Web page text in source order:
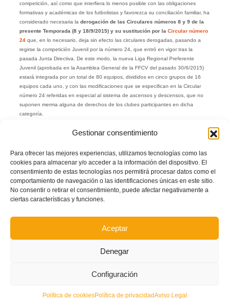
Gestionar consentimiento
Para ofrecer las mejores experiencias, utilizamos tecnologías como las
cookies para almacenar y/o acceder a la información del dispositivo. El
consentimiento de estas tecnologías nos permitirá procesar datos como el
comportamiento de navegación o las identificaciones únicas en este sitio.
No consentir o retirar el consentimiento, puede afectar negativamente a
ciertas características y funciones.
Aceptar
Denegar
Configuración
Política de cookiesPolítica de privacidadAviso Legal
competición, así como que interfiera lo menos posible con las obligaciones
formativas y académicas de los futbolistas y favorezca su conciliación familiar, ha
considerado necesaria la derogación de las Circulares números 8 y 9 de la
presente Temporada (8 y 18/9/2015) y su sustitución por la Circular número
24que, en lo necesario, deja sin efecto las circulares derogadas, pasando a
regirse la competición Juvenil por la número 24, que entró en vigor tras la
pasada Junta Directiva. De este modo, la nueva Liga Regional Preferente
Juvenil (aprobada en la Asamblea General de la FFCV del pasado 30/6/2015)
estará integrada por un total de 80 equipos, divididos en cinco grupos de 16
equipos cada uno, y con las modificaciones que se especifican en la Circular
número 24 referidas en especial al sistema de ascensos y descensos, que no
suponen merma alguna de derechos de los clubes participantes en dicha
categoría.
derogar la Circular número 11 de
29/9/2015 referida a competiciones de fútbol base y se sustituye por la
petición del Comité Deportivo de la FFCV.
Autor: Prensa FFCV
Facebook
TwitterCompartir
JUVENIL